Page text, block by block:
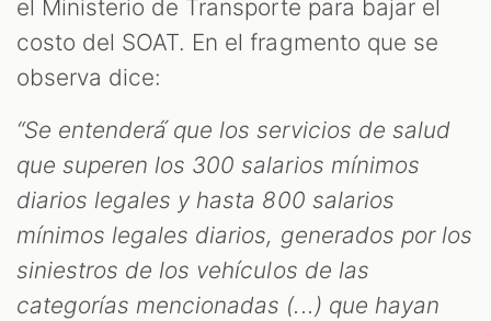
el Ministerio de Transporte para bajar el
costo del SOAT. En el fragmento que se
observa dice:
“Se entenderá́ que los servicios de salud
que superen los 300 salarios mínimos
diarios legales y hasta 800 salarios
mínimos legales diarios, generados por los
siniestros de los vehículos de las
categorías mencionadas (...) que hayan